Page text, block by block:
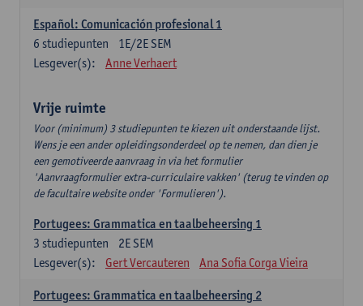
Español: Comunicación profesional 1
1E/2E SEM
6 studiepunten
Lesgever(s):
Anne Verhaert
Vrije ruimte
Voor (minimum) 3 studiepunten te kiezen uit onderstaande lijst.
Wens je een ander opleidingsonderdeel op te nemen, dan dien je
een gemotiveerde aanvraag in via het formulier
'Aanvraagformulier extra-curriculaire vakken' (terug te vinden op
de facultaire website onder 'Formulieren').
Portugees: Grammatica en taalbeheersing 1
2E SEM
3 studiepunten
Lesgever(s):
Gert Vercauteren Ana Sofia Corga Vieira
Portugees: Grammatica en taalbeheersing 2